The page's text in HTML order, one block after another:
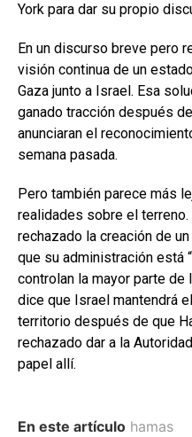
York para dar su propio
En un discurso breve pero
visión continua de un
Gaza junto a Israel. Esa
ganado tracción después
anunciaran el
semana pasada.
Pero también parece más
realidades sobre el terreno.
rechazado la creación de
que su administración está
controlan la mayor parte de
dice que Israel mantendrá
territorio después de que
rechazado dar a la
papel allí.
En este artículo hamas